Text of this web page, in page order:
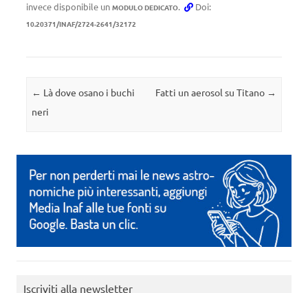
invece disponibile un MODULO DEDICATO. Doi:
10.20371/INAF/2724-2641/32172
Navigazione articolo
← Là dove osano i buchi
neri
Fatti un aerosol su Titano →
Iscriviti alla newsletter